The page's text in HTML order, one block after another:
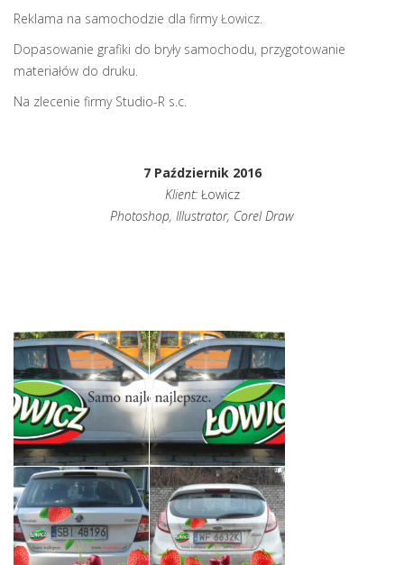
Reklama na samochodzie dla firmy Łowicz.
Dopasowanie grafiki do bryły samochodu, przygotowanie
materiałów do druku.
Na zlecenie firmy Studio-R s.c.
7 Październik 2016
Klient:Łowicz
Photoshop, Illustrator, Corel Draw